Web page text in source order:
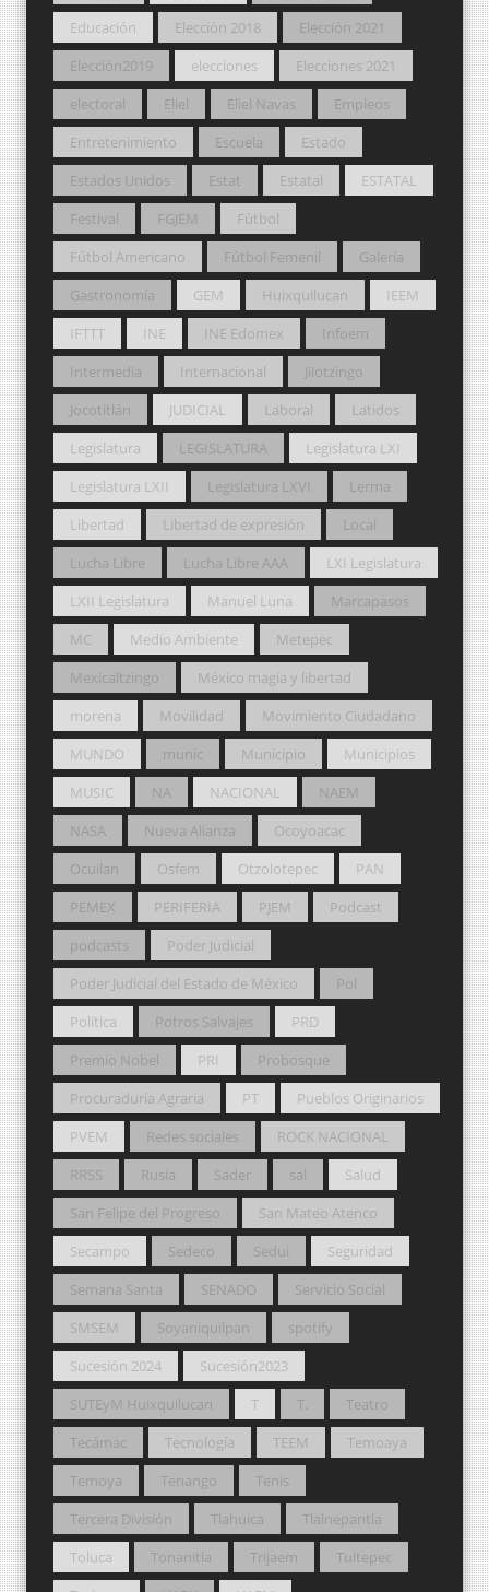
Educación
Elección 2018
Elección 2021
Elección2019
elecciones
Elecciones 2021
electoral
Eliel Eliel Navas
Empleos
Entretenimiento
Escuela
Estado
Estados Unidos
Estat Estatal
ESTATAL
Festival
FGJEM
Fútbol
Fútbol Americano
Fútbol Femenil
Galería
Gastronomía
GEM Huixquilucan
IEEM
IFTTT
INE INE Edomex
Infoem
Intermedia
Internacional
Jilotzingo
Jocotitlán
JUDICIAL Laboral
Latidos
Legislatura
LEGISLATURA
Legislatura LXI
Legislatura LXII
Legislatura LXVI
Lerma
Libertad
Libertad de expresión
Local
Lucha Libre
Lucha Libre AAA
LXI Legislatura
LXII Legislatura
Manuel Luna
Marcapasos
MC
Medio Ambiente
Metepec
Mexicaltzingo
México magia y libertad
morena
Movilidad
Movimiento Ciudadano
MUNDO
munic Municipio
Municipios
MUSIC
NA NACIONAL
NAEM
NASA
Nueva Alianza
Ocoyoacac
Ocuilan
Osfem Otzolotepec
PAN
PEMEX
PERIFERIA PJEM
Podcast
podcasts
Poder Judicial
Poder Judicial del Estado de México
Pol
Política
Potros Salvajes
PRD
Premio Nobel
PRI
Probosque
Procuraduría Agraria
PT
Pueblos Originarios
PVEM
Redes sociales
ROCK NACIONAL
RRSS
Rusia Sader sal
Salud
San Felipe del Progreso
San Mateo Atenco
Secampo
Sedeco Sedui
Seguridad
Semana Santa
SENADO
Servicio Social
SMSEM
Soyaniquilpan
spotify
Sucesión 2024
Sucesión2023
SUTEyM Huixquilucan
T T.
Teatro
Tecámac
Tecnología TEEM
Temoaya
Temoya
Tenango
Tenis
Tercera División
Tlahuica
Tlalnepantla
Toluca
Tonanitla Trijaem
Tultepec